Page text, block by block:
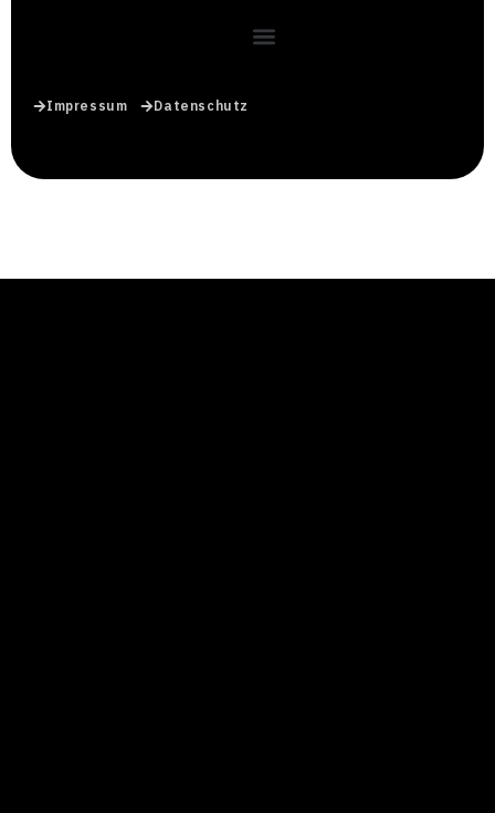
Impressum Datenschutz